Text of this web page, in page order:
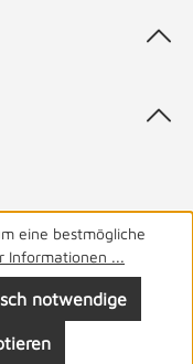
05141 9940täglich
eine bestmögliche
Informationen ...
notwendige